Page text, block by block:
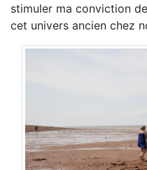
stimuler ma conviction
cet univers ancien chez